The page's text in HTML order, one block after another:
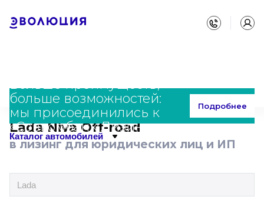
Больше преимуществ,
больше возможностей:
мы присоединились к
«Совкомбанк Лизинг»
Подробнее
Каталог автомобилей
Главная Каталог Lada Niva Off-road
Lada Niva Off-road
в лизинг для юридических лиц и ИП